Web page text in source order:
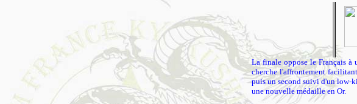
La finale oppose le Français à
cherche l'affrontement
puis un second suivi d'un low-
une nouvelle médaille en Or.